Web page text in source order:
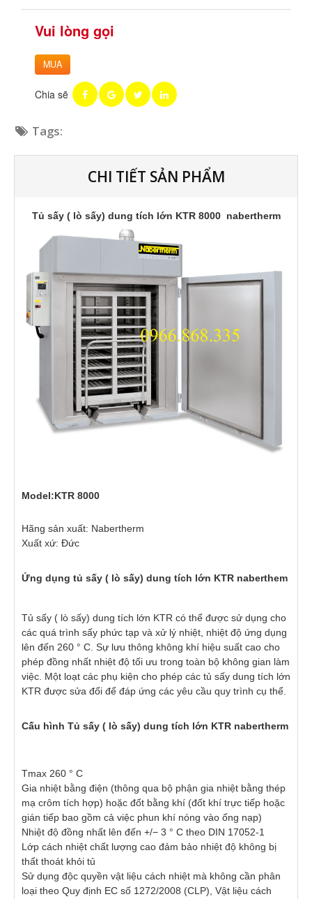
Vui lòng gọi
MUA
Chia sẽ
Tags:
CHI TIẾT SẢN PHẨM
Tủ sấy ( lò sấy) dung tích lớn KTR 8000 nabertherm
Model:KTR 8000
Hãng sản xuất: Nabertherm
Xuất xứ: Đức
Ứng dụng tủ sấy ( lò sấy) dung tích lớn KTR naberthem
Tủ sấy ( lò sấy) dung tích lớn KTR có thể được sử dụng cho
các quá trình sấy phức tạp và xử lý nhiệt, nhiệt độ ứng dụng
lên đến 260 ° C. Sự lưu thông không khí hiệu suất cao cho
phép đồng nhất nhiệt độ tối ưu trong toàn bộ không gian làm
việc. Một loạt các phụ kiện cho phép các tủ sấy dung tích lớn
KTR được sửa đổi để đáp ứng các yêu cầu quy trình cụ thể.
Cấu hình Tủ sấy ( lò sấy) dung tích lớn KTR nabertherm
Tmax 260 ° C
Gia nhiệt bằng điện (thông qua bộ phận gia nhiệt bằng thép
mạ crôm tích hợp) hoặc đốt bằng khí (đốt khí trực tiếp hoặc
gián tiếp bao gồm cả việc phun khí nóng vào ống nạp)
Nhiệt độ đồng nhất lên đến +/− 3 ° C theo DIN 17052-1
Lớp cách nhiệt chất lượng cao đảm bảo nhiệt độ không bị
thất thoát khỏi tủ
Sử dụng độc quyền vật liệu cách nhiệt mà không cần phân
loại theo Quy định EC số 1272/2008 (CLP), Vật liệu cách